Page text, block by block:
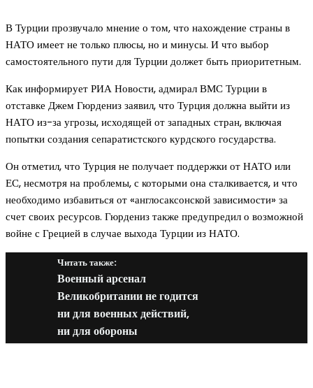
В Турции прозвучало мнение о том, что нахождение страны в
НАТО имеет не только плюсы, но и минусы. И что выбор
самостоятельного пути для Турции должет быть приоритетным.
Как информирует РИА Новости, адмирал ВМС Турции в
отставке Джем Гюрдениз заявил, что Турция должна выйти из
НАТО из-за угрозы, исходящей от западных стран, включая
попытки создания сепаратистского курдского государства.
Он отметил, что Турция не получает поддержки от НАТО или
ЕС, несмотря на проблемы, с которыми она сталкивается, и что
необходимо избавиться от «англосаксонской зависимости» за
счет своих ресурсов. Гюрдениз также предупредил о возможной
войне с Грецией в случае выхода Турции из НАТО.
Читать также:
Военный арсенал
Великобритании не годится
ни для военных действий,
ни для обороны